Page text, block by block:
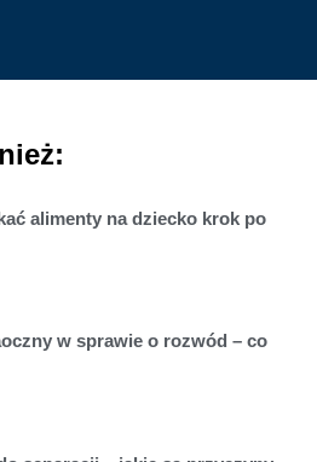
alimenty na dziecko krok po
w sprawie o rozwód – co